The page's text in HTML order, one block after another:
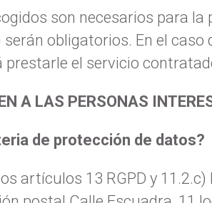
son necesarios para
obligatorios. En el
prestarle el servicio
A LAS PERSONAS
de protección de datos?
artículos 13 RGPD y